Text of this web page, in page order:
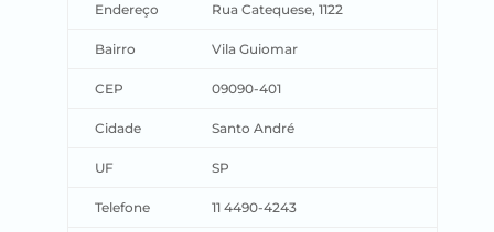
Endereço Rua Catequese, 1122
Bairro Vila Guiomar
CEP 09090-401
Cidade Santo André
UF SP
Telefone 11 4490-4243